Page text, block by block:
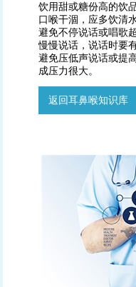
饮用甜或糖份高的饮
口喉干涸，应多饮清水
避免不停说话或唱歌
慢慢说话，说话时要
避免压低声说话或提
成压力很大。
返回耳鼻喉知识库